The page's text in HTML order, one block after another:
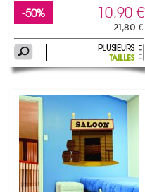
-50% 10,90 €
21,80 €